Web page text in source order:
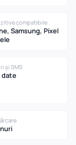
compatibile
Samsung, Pixel
și SMS
date